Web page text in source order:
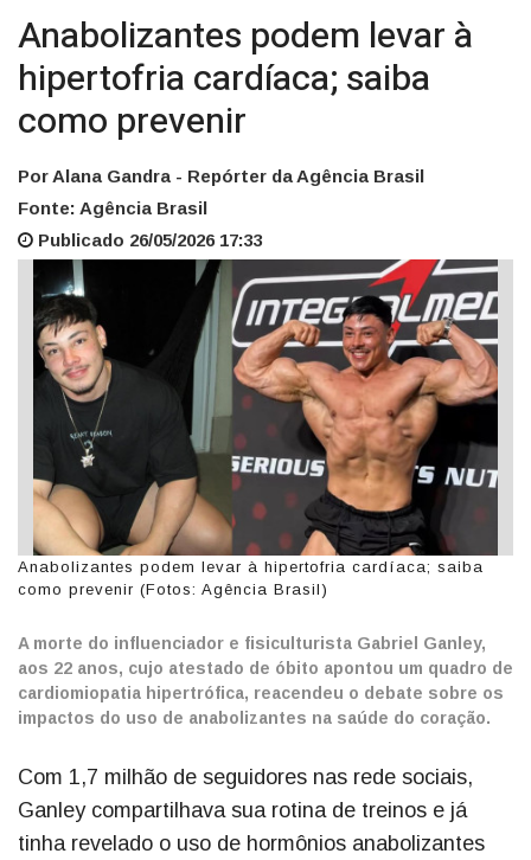
Anabolizantes podem levar à
hipertofria cardíaca; saiba
como prevenir
Por Alana Gandra - Repórter da Agência Brasil
Fonte: Agência Brasil
Publicado 26/05/2026 17:33
Anabolizantes podem levar à hipertofria cardíaca; saiba
como prevenir (Fotos: Agência Brasil)
A morte do influenciador e fisiculturista Gabriel Ganley,
aos 22 anos, cujo atestado de óbito apontou um quadro de
cardiomiopatia hipertrófica, reacendeu o debate sobre os
impactos do uso de anabolizantes na saúde do coração.
Com 1,7 milhão de seguidores nas rede sociais,
Ganley compartilhava sua rotina de treinos e já
tinha revelado o uso de hormônios anabolizantes